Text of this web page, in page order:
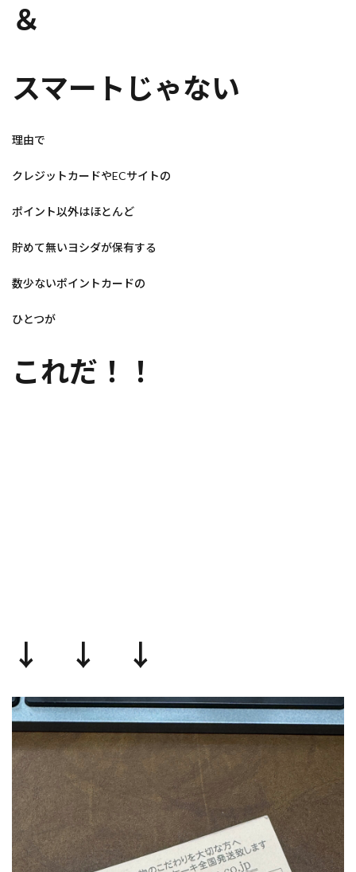
＆
スマートじゃない
理由で
クレジットカードやECサイトの
ポイント以外はほとんど
貯めて無いヨシダが保有する
数少ないポイントカードの
ひとつが
これだ！！
↓ ↓ ↓